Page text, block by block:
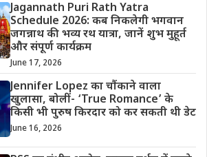
Jagannath Puri Rath Yatra
Schedule 2026: कब निकलेगी भगवान
जगन्नाथ की भव्य रथ यात्रा, जानें शुभ मुहूर्त
और संपूर्ण कार्यक्रम
June 17, 2026
Jennifer Lopez का चौंकाने वाला
खुलासा, बोलीं- ‘True Romance’ के
किसी भी पुरुष किरदार को कर सकती थी डेट
June 16, 2026